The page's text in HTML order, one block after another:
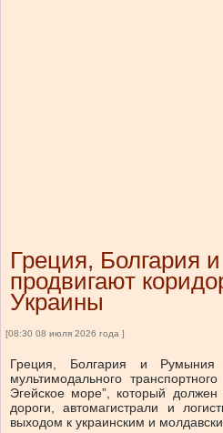
Греция, Болгария
продвигают
Украины
[08:30 08 июля 2026 года ]
Греция, Болгария и Румыния
мультимодального
Эгейское море”, который
дороги, автомагистрали и
выходом к украинским и